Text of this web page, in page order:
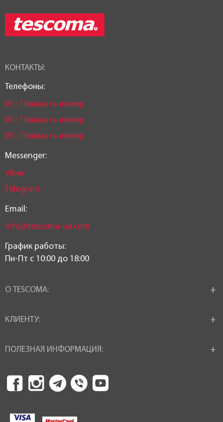
КОНТАКТЫ:
Телефоны:
063 Показать номер
067 Показать номер
050 Показать номер
Messenger:
Viber
Telegram
Email:
info@tescoma-ua.com
График работы:
Пн-Пт c 10:00 до 18:00
О TESCOMA:
КЛИЕНТУ:
ПОЛЕЗНАЯ ИНФОРМАЦИЯ: